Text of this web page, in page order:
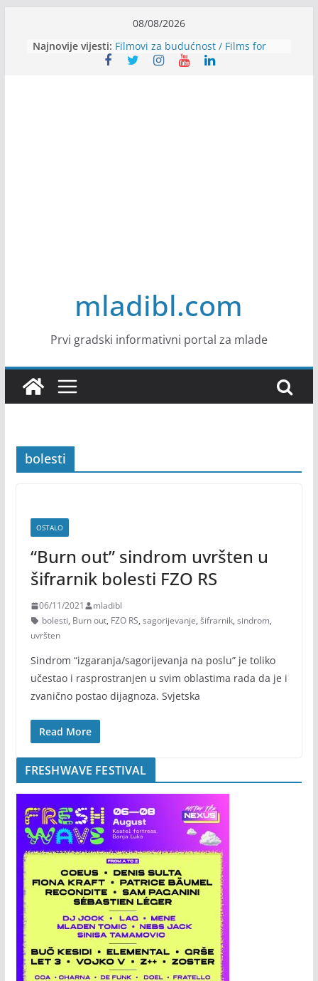
content
08/08/2026
Najnovije vijesti: Filmovi za budućnost / Films for
Future
mladibl.com
Prvi gradski informativni portal za mlade
bolesti
OSTALO
“Burn out” sindrom uvršten u
šifrarnik bolesti FZO RS
06/11/2021
mladibl
bolesti, Burn out, FZO RS, sagorijevanje, šifrarnik, sindrom,
uvršten
Sindrom “izgaranja/sagorijevanja na poslu” je toliko
učestao i rasprostranjen u svim oblastima rada da je i
zvanično postao dijagnoza. Svjetska
Read More
FRESHWAVE FESTIVAL